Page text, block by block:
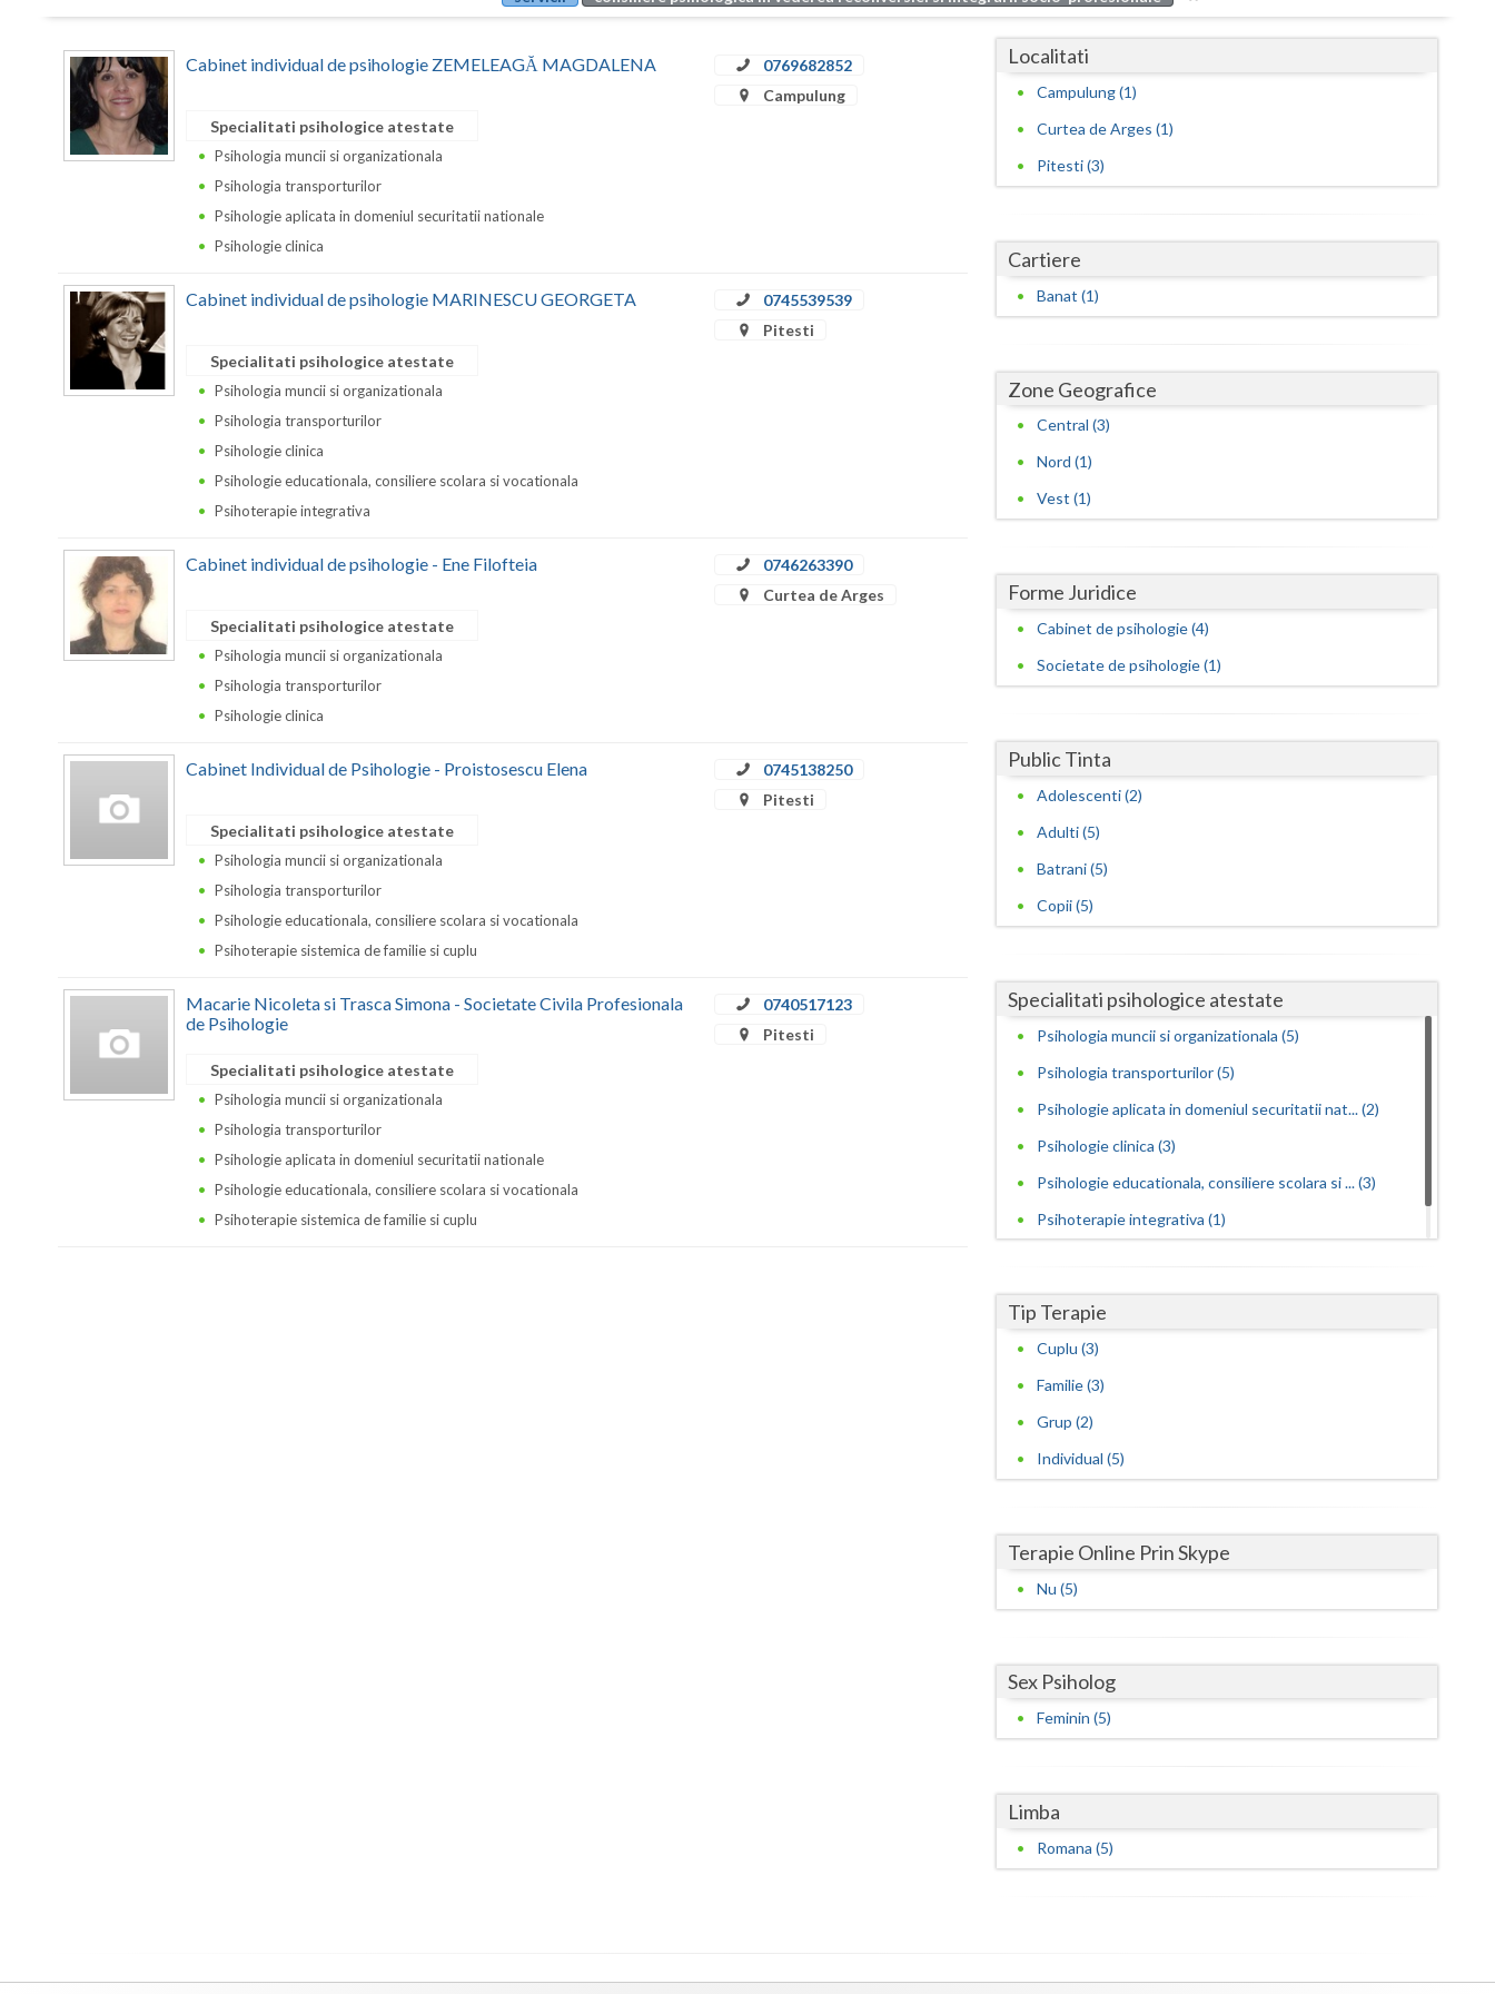
Buzau
Constanta
Dambovita
Galati
Iasi
Ilfov
Salaj
Satu-Mare
Sibiu
Timis
Cabinet individual de psihologie ZEMELEAGĂ MAGDALENA
0769682852
Campulung
Specialitati psihologice atestate
Psihologia muncii si organizationala
Psihologia transporturilor
Psihologie aplicata in domeniul securitatii nationale
Psihologie clinica
Cabinet individual de psihologie MARINESCU GEORGETA
0745539539
Pitesti
Specialitati psihologice atestate
Psihologia muncii si organizationala
Psihologia transporturilor
Psihologie clinica
Psihologie educationala, consiliere scolara si vocationala
Psihoterapie integrativa
Cabinet individual de psihologie - Ene Filofteia
0746263390
Curtea de Arges
Specialitati psihologice atestate
Psihologia muncii si organizationala
Psihologia transporturilor
Psihologie clinica
Cabinet Individual de Psihologie - Proistosescu Elena
0745138250
Pitesti
Specialitati psihologice atestate
Psihologia muncii si organizationala
Psihologia transporturilor
Psihologie educationala, consiliere scolara si vocationala
Psihoterapie sistemica de familie si cuplu
Macarie Nicoleta si Trasca Simona - Societate Civila Profesionala
de Psihologie
0740517123
Pitesti
Specialitati psihologice atestate
Psihologia muncii si organizationala
Psihologia transporturilor
Psihologie aplicata in domeniul securitatii nationale
Psihologie educationala, consiliere scolara si vocationala
Psihoterapie sistemica de familie si cuplu
Localitati
Campulung (1)
Curtea de Arges (1)
Pitesti (3)
Cartiere
Banat (1)
Zone Geografice
Central (3)
Nord (1)
Vest (1)
Forme Juridice
Cabinet de psihologie (4)
Societate de psihologie (1)
Public Tinta
Adolescenti (2)
Adulti (5)
Batrani (5)
Copii (5)
Specialitati psihologice atestate
Psihologia muncii si organizationala (5)
Psihologia transporturilor (5)
Psihologie aplicata in domeniul securitatii nat... (2)
Psihologie clinica (3)
Psihologie educationala, consiliere scolara si ... (3)
Psihoterapie integrativa (1)
Tip Terapie
Cuplu (3)
Familie (3)
Grup (2)
Individual (5)
Terapie Online Prin Skype
Nu (5)
Sex Psiholog
Feminin (5)
Limba
Romana (5)